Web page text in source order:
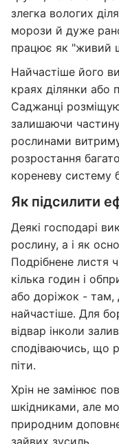
злегка вологих
морози й дуже
працює як "живий
Найчастіше його
краях ділянки або
Саджанці
залишаючи
рослинами
розростання
кореневу систему
Як підсилити
Деякі господарі
рослину, а і як
Подрібнене листя
кілька годин і
або доріжок - там,
найчастіше. Для
відвар інколи
сподіваючись, що
піти.
Хрін не замінює
шкідниками, але
природним
зайвих зусиль.